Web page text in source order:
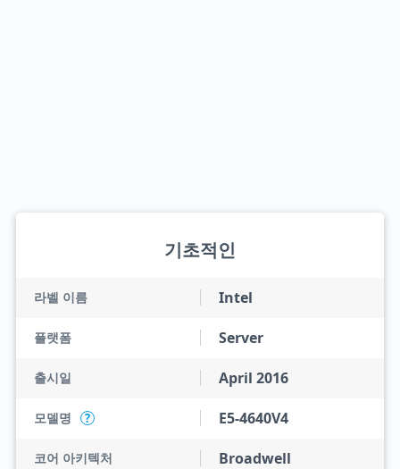
기초적인
라벨 이름 Intel
플랫폼 Server
출시일 April 2016
모델명 ? E5-4640V4
코어 아키텍처 Broadwell